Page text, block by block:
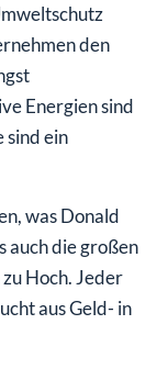
den
Energien sind
sind ein
was Donald
auch die großen
Hoch. Jeder
aus Geld- in